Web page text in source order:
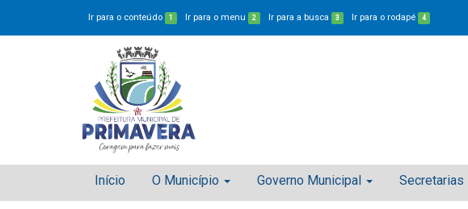
Ir para o conteúdo 1 Ir para o menu 2 Ir para a busca 3 Ir para o rodapé 4
Início O Município Governo Municipal Secretarias